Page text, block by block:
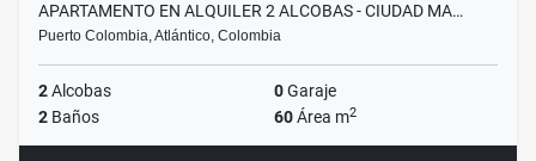
APARTAMENTO EN ALQUILER 2 ALCOBAS - CIUDAD MA…
Puerto Colombia, Atlántico, Colombia
2Alcobas 0Garaje
2 Baños 60Área m2